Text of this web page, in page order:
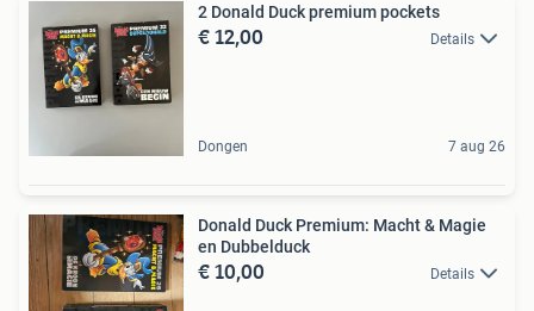
2 Donald Duck premium pockets
€ 12,00 Details
Dongen 7 aug 26
Donald Duck Premium: Macht & Magie
en Dubbelduck
€ 10,00 Details